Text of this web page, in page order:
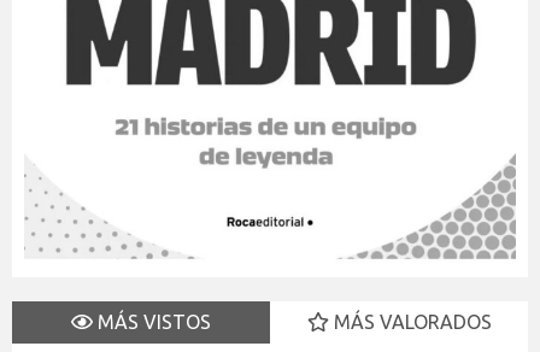
MÁS VISTOS
MÁS VALORADOS